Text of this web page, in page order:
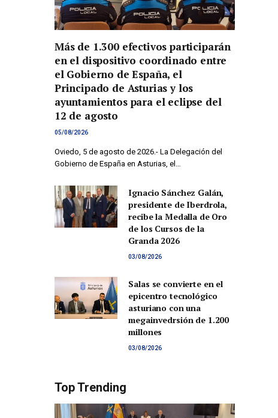
Más de 1.300 efectivos participarán
en el dispositivo coordinado entre
el Gobierno de España, el
Principado de Asturias y los
ayuntamientos para el eclipse del
12 de agosto
05/08/2026
Oviedo, 5 de agosto de 2026.- La Delegación del
Gobierno de España en Asturias, el…
Ignacio Sánchez Galán,
presidente de Iberdrola,
recibe la Medalla de Oro
de los Cursos de la
Granda 2026
03/08/2026
Salas se convierte en el
epicentro tecnológico
asturiano con una
megainvedrsión de 1.200
millones
03/08/2026
Top Trending